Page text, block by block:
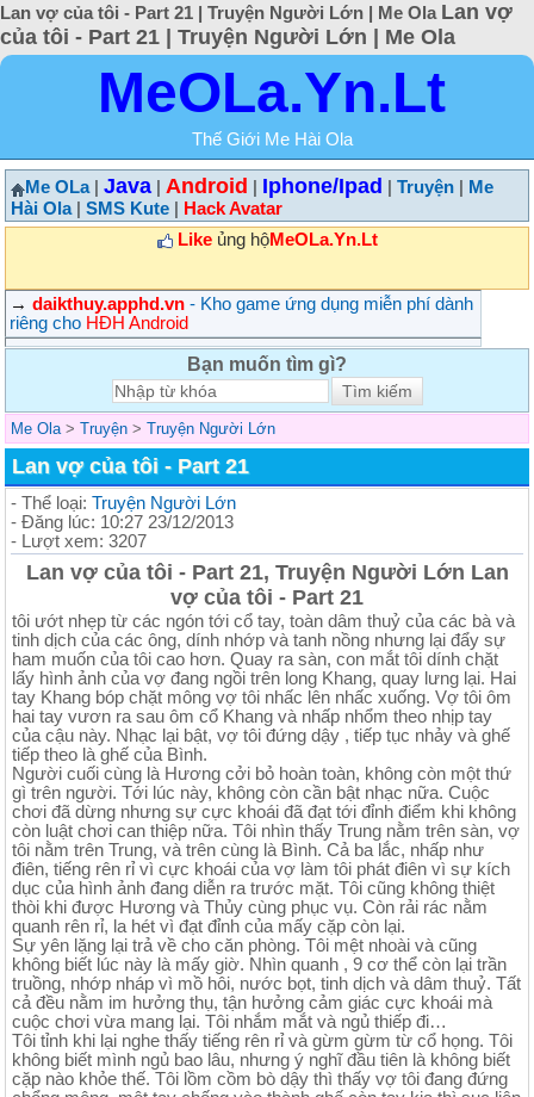
Lan vợ của tôi - Part 21 | Truyện Người Lớn | Me Ola Lan vợ
của tôi - Part 21 | Truyện Người Lớn | Me Ola
MeOLa.Yn.Lt
Thế Giới Me Hài Ola
Me OLa| Java Android Iphone/Ipad Truyện
Me
Hài Ola| SMS Kute
Hack Avatar
Likeủng hộMeOLa.Yn.Lt
→ daikthuy.apphd.vn - Kho game ứng dụng miễn phí dành
riêng cho HĐH Android
Bạn muốn tìm gì?
Me Ola > Truyện > Truyện Người Lớn
Lan vợ của tôi - Part 21
- Thể loại: Truyện Người Lớn
- Đăng lúc: 10:27 23/12/2013
- Lượt xem: 3207
Lan vợ của tôi - Part 21, Truyện Người Lớn Lan
vợ của tôi - Part 21
tôi ướt nhẹp từ các ngón tới cổ tay, toàn dâm thuỷ của các bà và
tinh dịch của các ông, dính nhớp và tanh nồng nhưng lại đẩy sự
ham muốn của tôi cao hơn. Quay ra sàn, con mắt tôi dính chặt
lấy hình ảnh của vợ đang ngồi trên long Khang, quay lưng lại. Hai
tay Khang bóp chặt mông vợ tôi nhấc lên nhấc xuống. Vợ tôi ôm
hai tay vươn ra sau ôm cổ Khang và nhấp nhổm theo nhịp tay
của cậu này. Nhạc lại bật, vợ tôi đứng dậy , tiếp tục nhảy và ghế
tiếp theo là ghế của Bình.
Người cuối cùng là Hương cởi bỏ hoàn toàn, không còn một thứ
gì trên người. Tới lúc này, không còn cần bật nhạc nữa. Cuộc
chơi đã dừng nhưng sự cực khoái đã đạt tới đỉnh điểm khi không
còn luật chơi can thiệp nữa. Tôi nhìn thấy Trung nằm trên sàn, vợ
tôi nằm trên Trung, và trên cùng là Bình. Cả ba lắc, nhấp như
điên, tiếng rên rỉ vì cực khoái của vợ làm tôi phát điên vì sự kích
dục của hình ảnh đang diễn ra trước mặt. Tôi cũng không thiệt
thòi khi được Hương và Thủy cùng phục vụ. Còn rải rác nằm
quanh rên rỉ, la hét vì đạt đỉnh của mấy cặp còn lại.
Sự yên lặng lại trả về cho căn phòng. Tôi mệt nhoài và cũng
không biết lúc này là mấy giờ. Nhìn quanh , 9 cơ thể còn lại trần
truồng, nhớp nháp vì mồ hôi, nước bọt, tinh dịch và dâm thuỷ. Tất
cả đều nằm im hưởng thụ, tận hưởng cảm giác cực khoái mà
cuộc chơi vừa mang lại. Tôi nhắm mắt và ngủ thiếp đi…
Tôi tỉnh khi lại nghe thấy tiếng rên rỉ và gừm gừm từ cổ họng. Tôi
không biết mình ngủ bao lâu, nhưng ý nghĩ đầu tiên là không biết
cặp nào khỏe thế. Tôi lồm cồm bò dậy thì thấy vợ tôi đang đứng